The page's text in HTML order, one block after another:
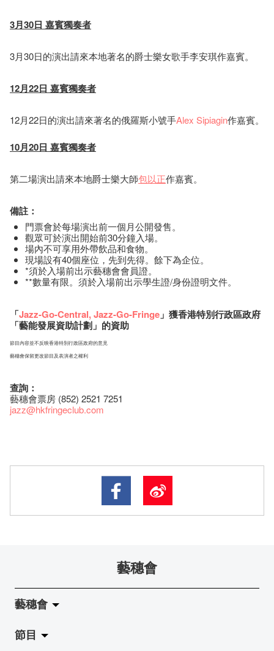
3月30日 嘉賓獨奏者
3月30日的演出請來本地著名的爵士樂女歌手李安琪作嘉賓。
12月22日 嘉賓獨奏者
12月22日的演出請來著名的俄羅斯小號手Alex Sipiagin作嘉賓。
10月20日 嘉賓獨奏者
第二場演出請來本地爵士樂大師包以正作嘉賓。
備註：
門票會於每場演出前一個月公開發售。
觀眾可於演出開始前30分鐘入場。
場內不可享用外帶飲品和食物。
現場設有40個座位，先到先得。餘下為企位。
*須於入場前出示藝穗會會員證。
**數量有限。須於入場前出示學生證/身份證明文件。
「Jazz-Go-Central,Jazz-Go-Fringe」獲香港特別行政區政府
「藝能發展資助計劃」的資助
節目內容並不反映香港特別行政區政府的意見
藝穗會保留更改節目及表演者之權利
查詢：
藝穗會票房 (852) 2521 7251
jazz@hkfringeclub.com
藝穗會
藝穗會
關於藝穗會
節目